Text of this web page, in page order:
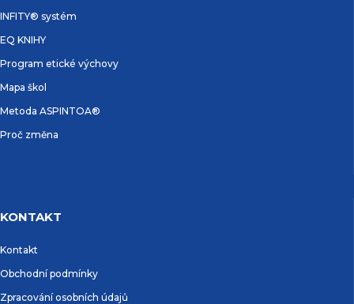
INFITY® systém
EQ KNIHY
Program etické výchovy
Mapa škol
Metoda ASPINTOA®
Proč změna
KONTAKT
Kontakt
Obchodní podmínky
Zpracování osobních údajů